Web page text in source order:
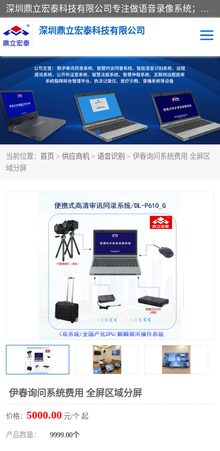
深圳鼎立宏泰科技有限公司专注做语音录像系统；主要服务有：约谈室同步录音录像系统、设计数字询问同步录音录像、数字约谈室同步录音录像、公开听证室、智慧庭审、智能语音识别转写、远程提讯（提审）、记录仪、远程指挥综合管理平台、录播系统等
深圳鼎立宏泰科技有限公司
当前位置： 首页 > 供应商机 > 语音识别 > 伊春询问系统费用 全屏区
域分屏
伊春询问系统费用 全屏区域分屏
价格： 5000.00 元/个 起
产品数量： 9999.00个
同步录音录像设备 便携式审讯设备
数字法庭 听证室
远程提讯 语音识别